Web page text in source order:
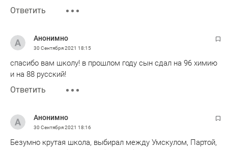
Ответить
Анонимно
30 Сентября 2021 18:15
спасибо вам школу! в прошлом году сын сдал на 96 химию
и на 88 русский!
Ответить
Анонимно
30 Сентября 2021 18:16
Безумно крутая школа, выбирал между Умскулом, Партой,